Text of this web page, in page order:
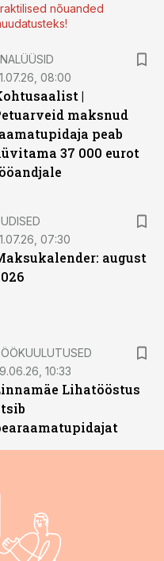
nõuanded
08:00
|
maksnud
peab
37 000 eurot
07:30
august
10:33
Lihatööstus